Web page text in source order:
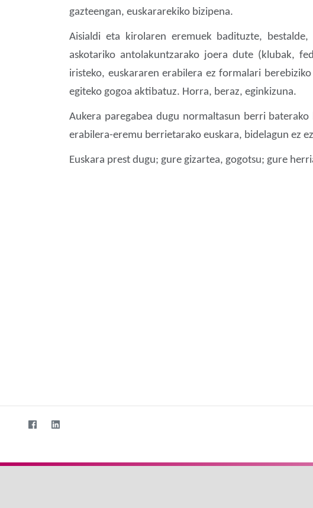
gazteengan, euskararekiko bizipena.
Aisialdi eta kirolaren eremuek badituzte,
askotariko antolakuntzarako joera dute (klubak,
iristeko, euskararen erabilera ez formalari
egiteko gogoa aktibatuz. Horra, beraz, eginkizuna.
Aukera paregabea dugu normaltasun berri
erabilera-eremu berrietarako euskara, bidelagun ez
Euskara prest dugu; gure gizartea, gogotsu; gure